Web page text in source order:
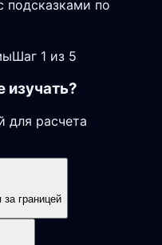
подсказками по
Шаг 1 из 5
изучать?
для расчета
границей